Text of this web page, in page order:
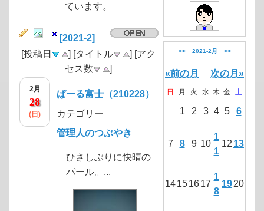
ています。
[2021-2]
[投稿日
] [タイトル
] [アク
セス数
]
2月
28
(日)
ぱーる富士（210228）
カテゴリー
管理人のつぶやき
ひさしぶりに快晴の
パール。...
<< 2021-2月 >>
«前の月 次の月»
日 月 火 水 木 金 土
1 2 3 4 5 6
7 8 9 10
1
1
12 13
14151617
1
8
1920